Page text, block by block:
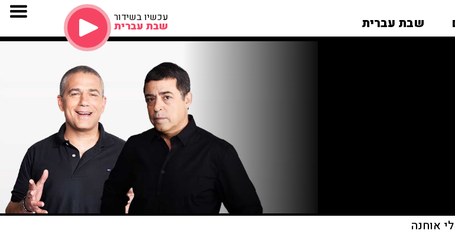
שבת עברית עכשיו בשידור
שבת עברית
אוחנה